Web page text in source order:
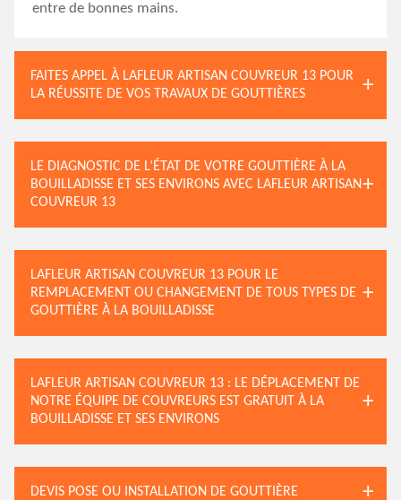
entre de bonnes mains.
FAITES APPEL À LAFLEUR ARTISAN COUVREUR 13 POUR
LA RÉUSSITE DE VOS TRAVAUX DE GOUTTIÈRES
LE DIAGNOSTIC DE L’ÉTAT DE VOTRE GOUTTIÈRE À LA
BOUILLADISSE ET SES ENVIRONS AVEC LAFLEUR ARTISAN
COUVREUR 13
LAFLEUR ARTISAN COUVREUR 13 POUR LE
REMPLACEMENT OU CHANGEMENT DE TOUS TYPES DE
GOUTTIÈRE À LA BOUILLADISSE
LAFLEUR ARTISAN COUVREUR 13 : LE DÉPLACEMENT DE
NOTRE ÉQUIPE DE COUVREURS EST GRATUIT À LA
BOUILLADISSE ET SES ENVIRONS
DEVIS POSE OU INSTALLATION DE GOUTTIÈRE